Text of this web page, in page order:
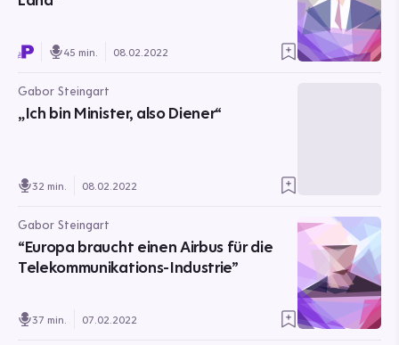
45 min. 08.02.2022
Gabor Steingart
„Ich bin Minister, also Diener“
32 min. 08.02.2022
Gabor Steingart
“Europa braucht einen Airbus für die
Telekommunikations-Industrie”
37 min. 07.02.2022